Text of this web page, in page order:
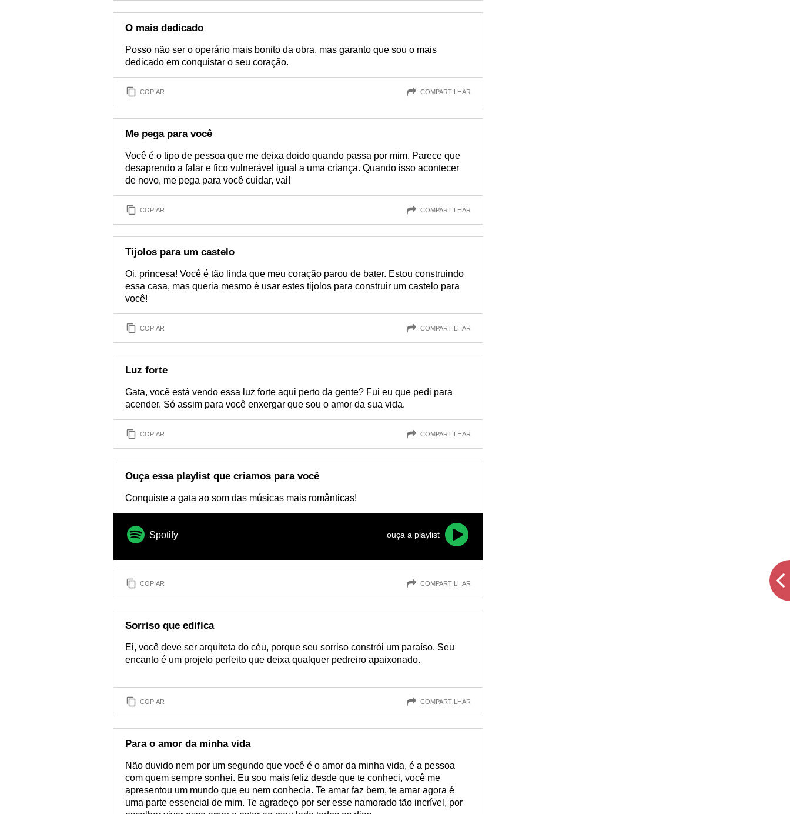
O mais dedicado
Posso não ser o operário mais bonito da obra, mas garanto que sou o mais
dedicado em conquistar o seu coração.
COPIAR COMPARTILHAR
Me pega para você
Você é o tipo de pessoa que me deixa doido quando passa por mim. Parece que
desaprendo a falar e fico vulnerável igual a uma criança. Quando isso acontecer
de novo, me pega para você cuidar, vai!
COPIAR COMPARTILHAR
Tijolos para um castelo
Oi, princesa! Você é tão linda que meu coração parou de bater. Estou construindo
essa casa, mas queria mesmo é usar estes tijolos para construir um castelo para
você!
COPIAR COMPARTILHAR
Luz forte
Gata, você está vendo essa luz forte aqui perto da gente? Fui eu que pedi para
acender. Só assim para você enxergar que sou o amor da sua vida.
COPIAR COMPARTILHAR
Ouça essa playlist que criamos para você
Conquiste a gata ao som das músicas mais românticas!
Spotify ouça a playlist
COPIAR COMPARTILHAR
Sorriso que edifica
Ei, você deve ser arquiteta do céu, porque seu sorriso constrói um paraíso. Seu
encanto é um projeto perfeito que deixa qualquer pedreiro apaixonado.
COPIAR COMPARTILHAR
Para o amor da minha vida
Não duvido nem por um segundo que você é o amor da minha vida, é a pessoa
com quem sempre sonhei. Eu sou mais feliz desde que te conheci, você me
apresentou um mundo que eu nem conhecia. Te amar faz bem, te amar agora é
uma parte essencial de mim. Te agradeço por ser esse namorado tão incrível, por